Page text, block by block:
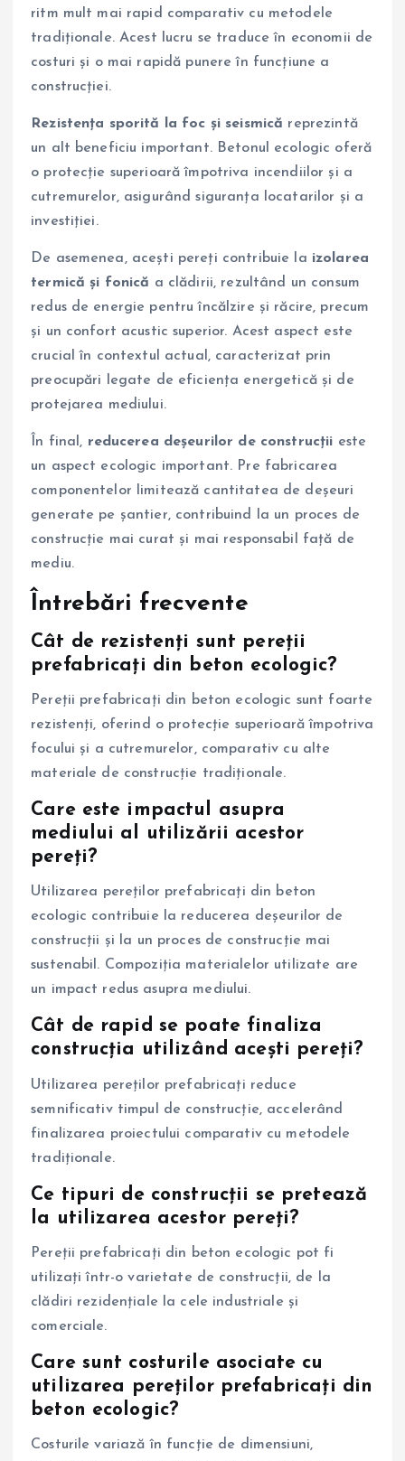
ritm mult mai rapid comparativ cu metodele
tradiționale. Acest lucru se traduce în economii de
costuri și o mai rapidă punere în funcțiune a
construcției.
Rezistența sporită la foc și seismică reprezintă
un alt beneficiu important. Betonul ecologic oferă
o protecție superioară împotriva incendiilor și a
cutremurelor, asigurând siguranța locatarilor și a
investiției.
De asemenea, acești pereți contribuie la izolarea
termică și fonică a clădirii, rezultând un consum
redus de energie pentru încălzire și răcire, precum
și un confort acustic superior. Acest aspect este
crucial în contextul actual, caracterizat prin
preocupări legate de eficiența energetică și de
protejarea mediului.
În final, reducerea deșeurilor de construcții este
un aspect ecologic important. Pre fabricarea
componentelor limitează cantitatea de deșeuri
generate pe șantier, contribuind la un proces de
construcție mai curat și mai responsabil față de
mediu.
Întrebări frecvente
Cât de rezistenți sunt pereții
prefabricați din beton ecologic?
Pereții prefabricați din beton ecologic sunt foarte
rezistenți, oferind o protecție superioară împotriva
focului și a cutremurelor, comparativ cu alte
materiale de construcție tradiționale.
Care este impactul asupra
mediului al utilizării acestor
pereți?
Utilizarea pereților prefabricați din beton
ecologic contribuie la reducerea deșeurilor de
construcții și la un proces de construcție mai
sustenabil. Compoziția materialelor utilizate are
un impact redus asupra mediului.
Cât de rapid se poate finaliza
construcția utilizând acești pereți?
Utilizarea pereților prefabricați reduce
semnificativ timpul de construcție, accelerând
finalizarea proiectului comparativ cu metodele
tradiționale.
Ce tipuri de construcții se pretează
la utilizarea acestor pereți?
Pereții prefabricați din beton ecologic pot fi
utilizați într-o varietate de construcții, de la
clădiri rezidențiale la cele industriale și
comerciale.
Care sunt costurile asociate cu
utilizarea pereților prefabricați din
beton ecologic?
Costurile variază în funcție de dimensiuni,